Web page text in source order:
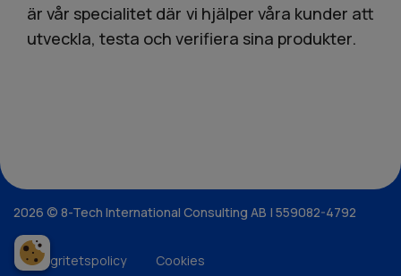
är vår specialitet där vi hjälper våra kunder att
utveckla, testa och verifiera sina produkter.
2026 © 8-Tech International Consulting AB | 559082-4792
Integritetspolicy Cookies